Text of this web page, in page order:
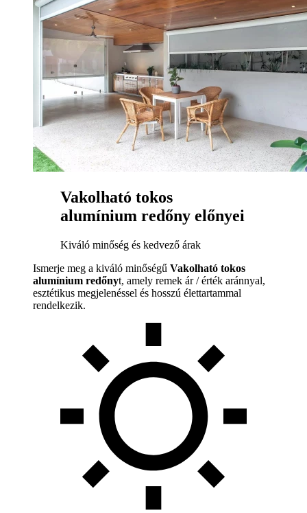
Vakolható tokos
alumínium redőny előnyei
Kiváló minőség és kedvező árak
Ismerje meg a kiváló minőségű Vakolható tokos
alumínium redőnyt, amely remek ár / érték aránnyal,
esztétikus megjelenéssel és hosszú élettartammal
rendelkezik.